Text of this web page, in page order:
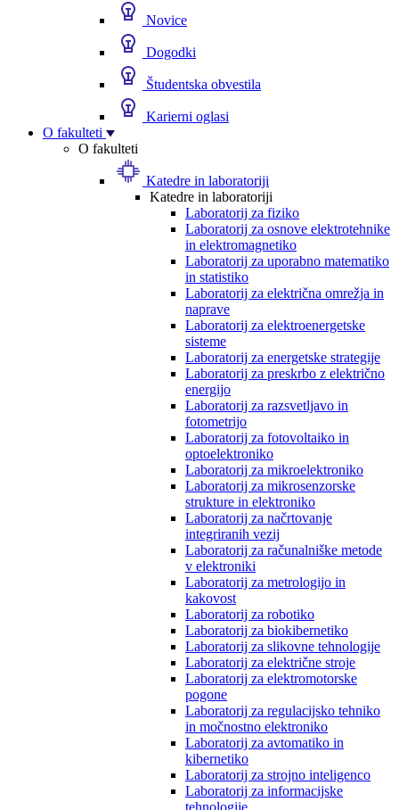
Novice
Dogodki
Študentska obvestila
Karierni oglasi
O fakulteti
O fakulteti
Katedre in laboratoriji
Katedre in laboratoriji
Laboratorij za fiziko
Laboratorij za osnove elektrotehnike
in elektromagnetiko
Laboratorij za uporabno matematiko
in statistiko
Laboratorij za električna omrežja in
naprave
Laboratorij za elektroenergetske
sisteme
Laboratorij za energetske strategije
Laboratorij za preskrbo z električno
energijo
Laboratorij za razsvetljavo in
fotometrijo
Laboratorij za fotovoltaiko in
optoelektroniko
Laboratorij za mikroelektroniko
Laboratorij za mikrosenzorske
strukture in elektroniko
Laboratorij za načrtovanje
integriranih vezij
Laboratorij za računalniške metode
v elektroniki
Laboratorij za metrologijo in
kakovost
Laboratorij za robotiko
Laboratorij za biokibernetiko
Laboratorij za slikovne tehnologije
Laboratorij za električne stroje
Laboratorij za elektromotorske
pogone
Laboratorij za regulacijsko tehniko
in močnostno elektroniko
Laboratorij za avtomatiko in
kibernetiko
Laboratorij za strojno inteligenco
Laboratorij za informacijske
tehnologije